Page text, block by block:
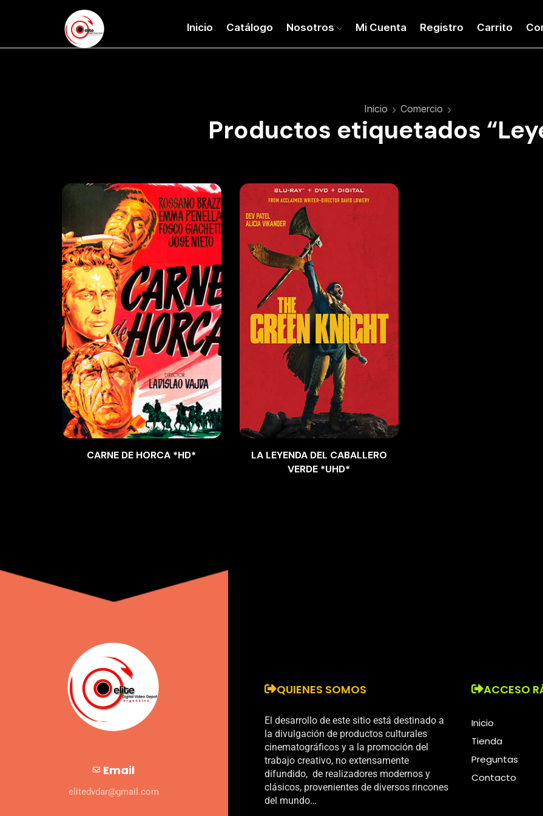
Inicio Catálogo Nosotros Mi Cuenta Registro Carrito
Inicio Comercio
Productos etiquetados
CARNE DE HORCA *HD*
LA LEYENDA DEL CABALLERO
VERDE *UHD*
Email
elitedvdar@gmail.com
QUIENES SOMOS
El desarrollo de este sitio está destinado a
la divulgación de productos culturales
cinematográficos y a la promoción del
trabajo creativo, no extensamente
difundido, de realizadores modernos y
clásicos, provenientes de diversos rincones
del mundo…
ACCESO
Inicio
Tienda
Preguntas
Contacto